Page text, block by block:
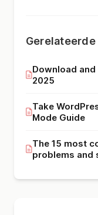
Download
2025
Take
Mode Guide
The 15 most
problems and